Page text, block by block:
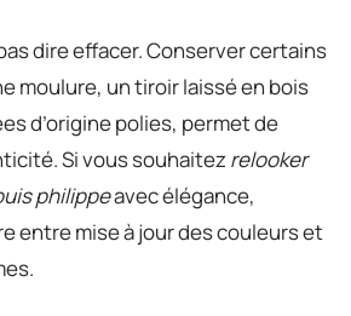
dire effacer. Conserver certains
moulure, un tiroir laissé en bois
d’origine polies, permet de
Si vous souhaitez relooker
philippeavec élégance,
entre mise à jour des couleurs et